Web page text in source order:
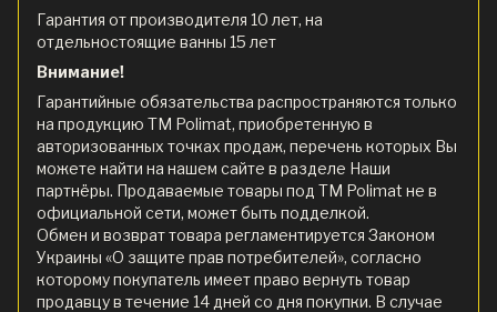
Гарантия от производителя 10 лет, на
отдельностоящие ванны 15 лет
Внимание!
Гарантийные обязательства распространяются только
на продукцию ТМ Polimat, приобретенную в
авторизованных точках продаж, перечень которых Вы
можете найти на нашем сайте в разделе Наши
партнёры. Продаваемые товары под ТМ Polimat не в
официальной сети, может быть подделкой.
Обмен и возврат товара регламентируется Законом
Украины «О защите прав потребителей», согласно
которому покупатель имеет право вернуть товар
продавцу в течение 14 дней со дня покупки. В случае